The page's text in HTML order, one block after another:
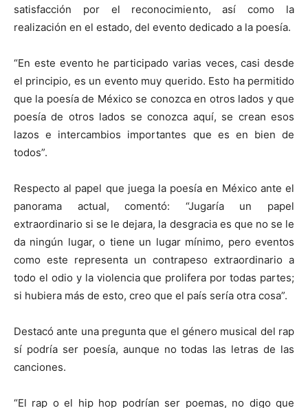
satisfacción por el reconocimiento, así como la
realización en el estado, del evento dedicado a la poesía.
“En este evento he participado varias veces, casi desde
el principio, es un evento muy querido. Esto ha permitido
que la poesía de México se conozca en otros lados y que
poesía de otros lados se conozca aquí, se crean esos
lazos e intercambios importantes que es en bien de
todos”.
Respecto al papel que juega la poesía en México ante el
panorama actual, comentó: “Jugaría un papel
extraordinario si se le dejara, la desgracia es que no se le
da ningún lugar, o tiene un lugar mínimo, pero eventos
como este representa un contrapeso extraordinario a
todo el odio y la violencia que prolifera por todas partes;
si hubiera más de esto, creo que el país sería otra cosa”.
Destacó ante una pregunta que el género musical del rap
sí podría ser poesía, aunque no todas las letras de las
canciones.
“El rap o el hip hop podrían ser poemas, no digo que